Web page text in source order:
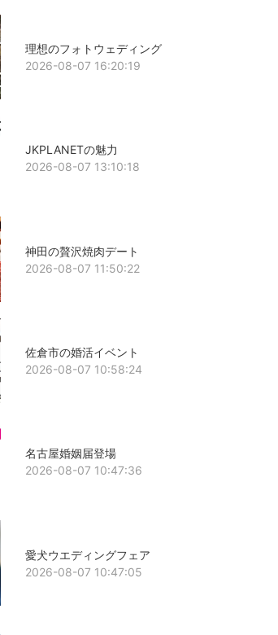
理想のフォトウェディング
2026-08-07 16:20:19
JKPLANETの魅力
2026-08-07 13:10:18
神田の贅沢焼肉デート
2026-08-07 11:50:22
佐倉市の婚活イベント
2026-08-07 10:58:24
名古屋婚姻届登場
2026-08-07 10:47:36
愛犬ウエディングフェア
2026-08-07 10:47:05